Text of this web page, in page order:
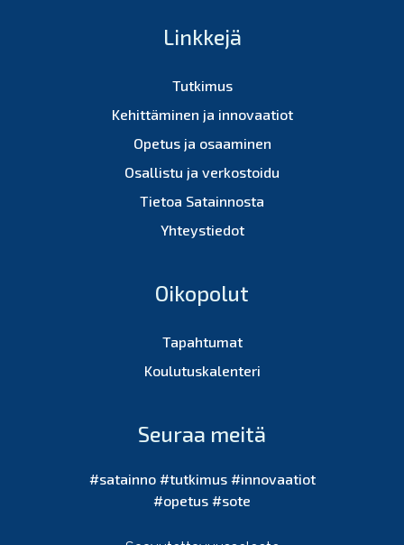
Linkkejä
Tutkimus
Kehittäminen ja innovaatiot
Opetus ja osaaminen
Osallistu ja verkostoidu
Tietoa Satainnosta
Yhteystiedot
Oikopolut
Tapahtumat
Koulutuskalenteri
Seuraa meitä
#satainno #tutkimus #innovaatiot
#opetus #sote